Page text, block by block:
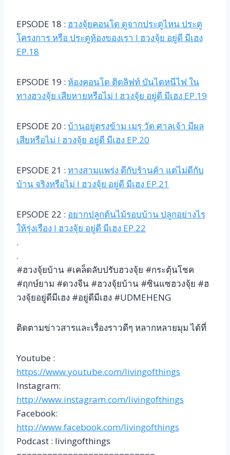
EPSODE 18 : ฮวงจุ้ยคอนโด ดูจากประตูไหน ประตู
โครงการ หรือ ประตูห้องของเรา l ฮวงจุ้ย อยู่ดี มีเฮง
EP.18
EPSODE 19 : ห้องคอนโด ติดลิฟท์ บันไดหนีไฟ ใน
ทางฮวงจุ้ย เสียหายหรือไม่ l ฮวงจุ้ย อยู่ดี มีเฮง EP.19
EPSODE 20 : บ้านอยู่ตรงข้าม เมรุ วัด ศาลเจ้า มีผล
เสียหรือไม่ l ฮวงจุ้ย อยู่ดี มีเฮง EP.20
EPSODE 21 : ทางสามแพร่ง ดีกับร้านค้า แต่ไม่ดีกับ
บ้าน จริงหรือไม่ l ฮวงจุ้ย อยู่ดี มีเฮง EP.21
EPSODE 22 : อยากปลูกต้นไม้รอบบ้าน ปลูกอย่างไร
ให้รุ่งเรือง l ฮวงจุ้ย อยู่ดี มีเฮง EP.22
.
.
#ฮวงจุ้ยบ้าน #เคล็ดลับปรับฮวงจุ้ย #กระตุ้นโชค
#ฤกษ์ยาม #ดวงจีน #ฮวงจุ้ยบ้าน #ซินแซฮวงจุ้ย #ฮ
วงจุ้ยอยู่ดีมีเฮง #อยู่ดีมีเฮง #UDMEHENG
ติดตามข่าวสารและเรื่องราวดีๆ หลากหลายมุม ได้ที่
Youtube :
https://www.youtube.com/livingofthings
Instagram:
http://www.instagram.com/livingofthings
Facebook:
http://www.facebook.com/livingofthings
Podcast : livingofthings